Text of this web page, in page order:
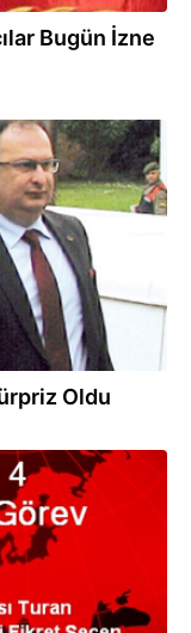
Bugün İzne
Oldu